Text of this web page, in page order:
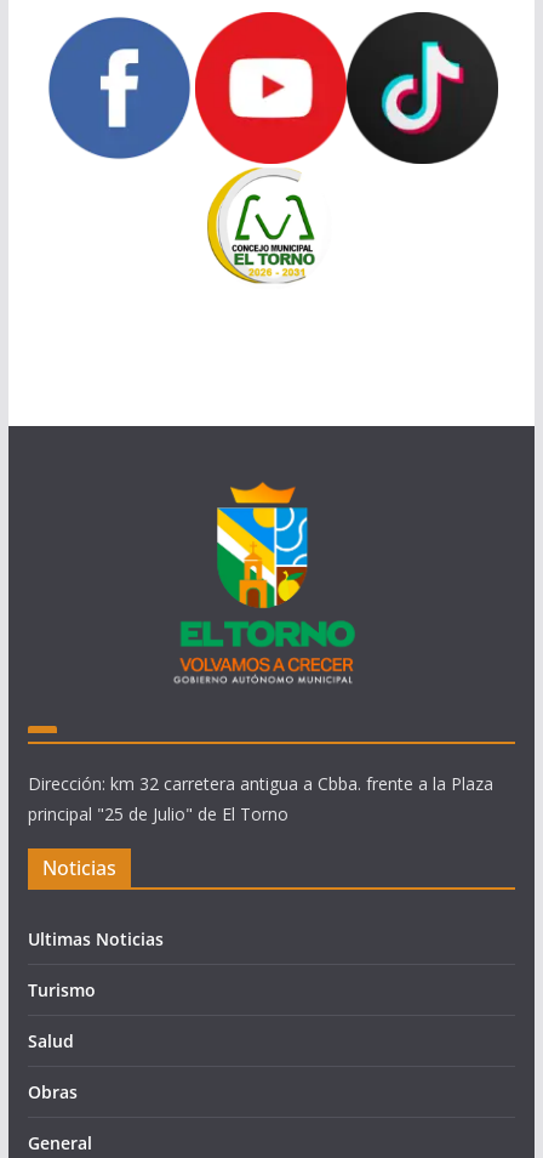
Dirección: km 32 carretera antigua a Cbba. frente a la Plaza
principal "25 de Julio" de El Torno
Noticias
Ultimas Noticias
Turismo
Salud
Obras
General